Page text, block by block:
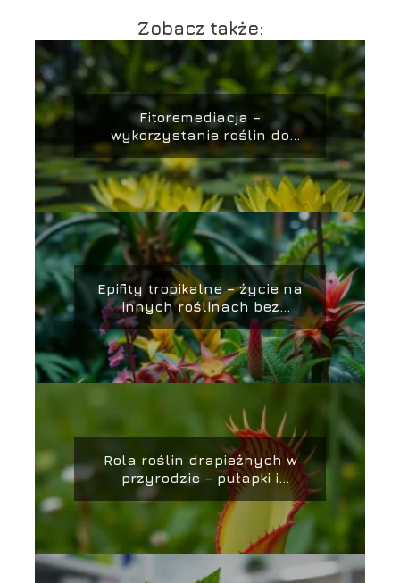
Zobacz także:
Fitoremediacja –
wykorzystanie roślin do
oczyszczania gleby i wody
Epifity tropikalne – życie na
innych roślinach bez
wyrządzania im szkody
Rola roślin drapieżnych w
przyrodzie – pułapki i
strategie łowieckie